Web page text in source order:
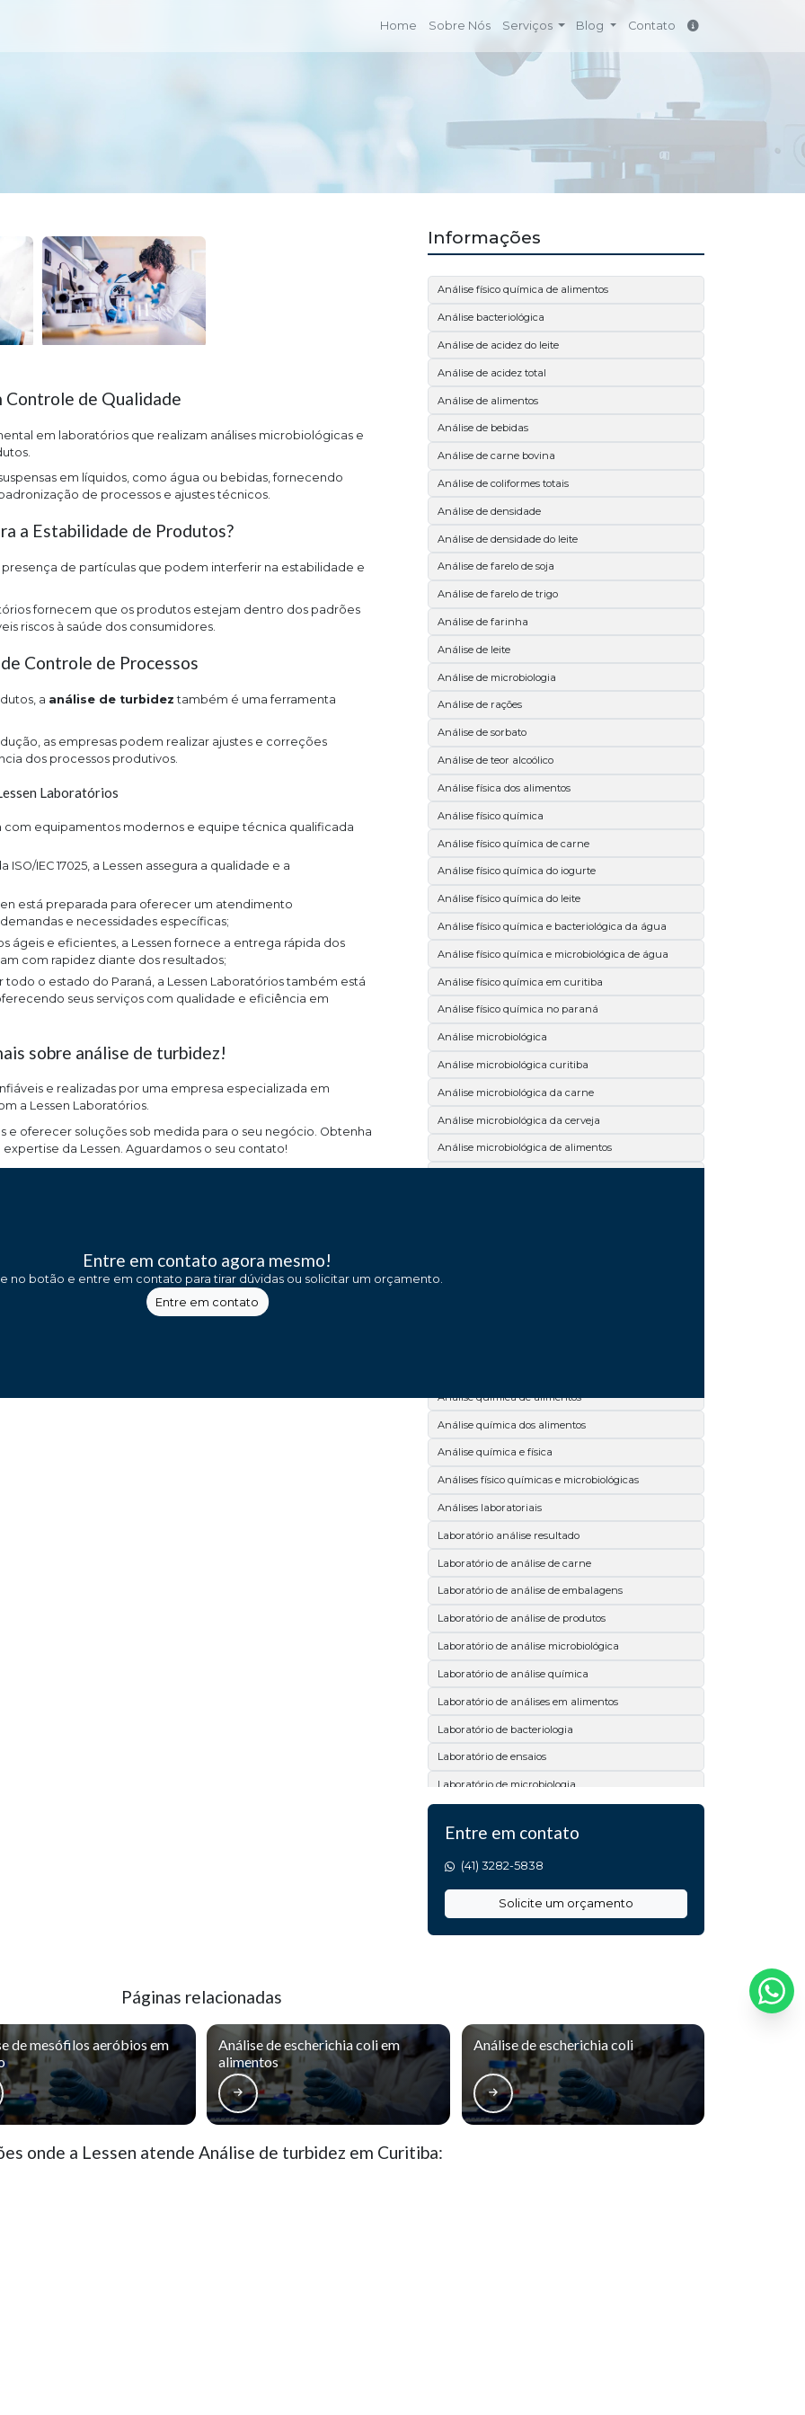
Home Sobre Nós Serviços Blog Contato
Controle de Qualidade
em laboratórios que realizam análises microbiológicas e
em líquidos, como água ou bebidas, fornecendo
de processos e ajustes técnicos.
a Estabilidade de Produtos?
de partículas que podem interferir na estabilidade e
fornecem que os produtos estejam dentro dos padrões
riscos à saúde dos consumidores.
Controle de Processos
a análise de turbidez também é uma ferramenta
as empresas podem realizar ajustes e correções
dos processos produtivos.
Laboratórios
e necessidades específicas;
com rapidez diante dos resultados;
seus serviços com qualidade e eficiência em
sobre análise de turbidez!
e realizadas por uma empresa especializada em
a Lessen Laboratórios.
e oferecer soluções sob medida para o seu negócio. Obtenha
da Lessen. Aguardamos o seu contato!
Entre em contato agora mesmo!
no botão e entre em contato para tirar dúvidas ou solicitar um orçamento.
Entre em contato
Informações
Análise físico química de alimentos
Análise bacteriológica
Análise de acidez do leite
Análise de acidez total
Análise de alimentos
Análise de bebidas
Análise de carne bovina
Análise de coliformes totais
Análise de densidade
Análise de densidade do leite
Análise de farelo de soja
Análise de farelo de trigo
Análise de farinha
Análise de leite
Análise de microbiologia
Análise de rações
Análise de sorbato
Análise de teor alcoólico
Análise física dos alimentos
Análise físico química
Análise físico química de carne
Análise físico química do iogurte
Análise físico química do leite
Análise físico química e bacteriológica da água
Análise físico química e microbiológica de água
Análise físico química em curitiba
Análise físico química no paraná
Análise microbiológica
Análise microbiológica curitiba
Análise microbiológica da carne
Análise microbiológica da cerveja
Análise microbiológica de alimentos
Análise microbiológica de superfícies
Análise química de alimentos
Análise química dos alimentos
Análise química e física
Análises físico químicas e microbiológicas
Análises laboratoriais
Laboratório análise resultado
Laboratório de análise de carne
Laboratório de análise de embalagens
Laboratório de análise de produtos
Laboratório de análise microbiológica
Laboratório de análise química
Laboratório de análises em alimentos
Laboratório de bacteriologia
Laboratório de ensaios
Laboratório de microbiologia
Laboratório físico químico e microbiológico
Laboratório para ensaios de qualidade
Serviço de análises laboratoriais
Análise de alimentos bromatologia
Análise de alimentos para animais
Análise de cloretos
Análise de coliformes totais e termotolerantes em
Análise de turbidez
Entre em contato
(41) 3282-5838
Solicite um orçamento
Páginas relacionadas
de mesófilos aeróbios em
Análise de escherichia coli em
alimentos
Análise de escherichia coli
onde a Lessen atende Análise de turbidez em Curitiba: